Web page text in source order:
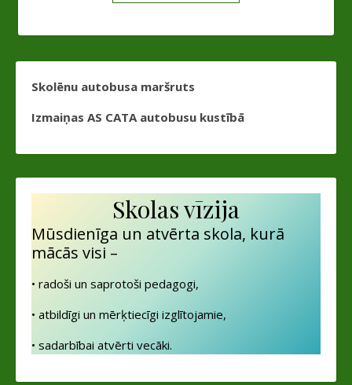
Skolēnu autobusa maršruts
Izmaiņas AS CATA autobusu kustībā
Skolas vīzija
Mūsdienīga un atvērta skola, kurā
mācās visi –
• radoši un saprotoši pedagogi,
• atbildīgi un mērķtiecīgi izglītojamie,
• sadarbībai atvērti vecāki.